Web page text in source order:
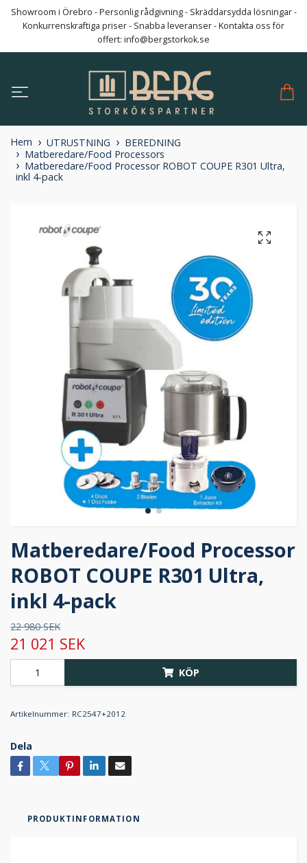
Showroom i Örebro - Personlig rådgivning - Skräddarsydda lösningar -
Konkurrenskraftiga priser - Snabba leveranser - Kontakta oss för
offert: info@bergstorkok.se
Hem UTRUSTNING
BEREDNING
Matberedare/Food Processors
Matberedare/Food Processor ROBOT COUPE R301 Ultra,
inkl 4-pack
Matberedare/Food Processor
ROBOT COUPE R301 Ultra,
inkl 4-pack
22 980 SEK
21 021 SEK
KÖP
Artikelnummer: RC2547+2012
Dela
PRODUKTINFORMATION